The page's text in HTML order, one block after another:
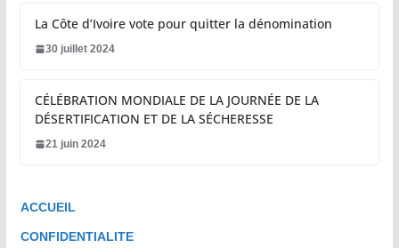
La Côte d’Ivoire vote pour quitter la dénomination
30 juillet 2024
CÉLÉBRATION MONDIALE DE LA JOURNÉE DE LA
DÉSERTIFICATION ET DE LA SÉCHERESSE
21 juin 2024
ACCUEIL
CONFIDENTIALITE